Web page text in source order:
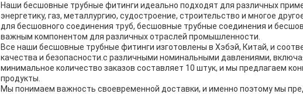
Наши бесшовные трубные фитинги идеально подходят для различных
энергетику, газ, металлургию, судостроение, строительство и многое
для бесшовного соединения труб, бесшовные трубные соединения и
важным компонентом для различных отраслей промышленности.
Все наши бесшовные трубные фитинги изготовлены в Хэбэй, Китай, и
качества и безопасности.с различными номинальными давлениями,
минимальное количество заказов составляет 10 штук, и мы предлагаем
продукты.
Мы понимаем важность своевременной доставки, и именно поэтому мы